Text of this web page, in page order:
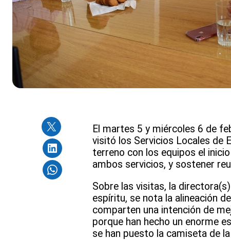
El martes 5 y miércoles 6 de
visitó los Servicios Locales de
terreno con los equipos el
ambos servicios, y sostener
Sobre las visitas, la
espíritu, se nota la alineación
comparten una intención de
porque han hecho un enorme
se han puesto la camiseta de